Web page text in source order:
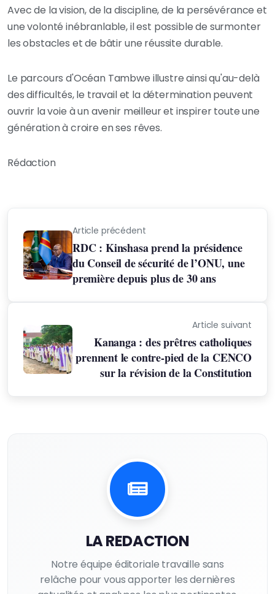
Avec de la vision, de la discipline, de la persévérance et
une volonté inébranlable, il est possible de surmonter
les obstacles et de bâtir une réussite durable.
Le parcours d'Océan Tambwe illustre ainsi qu'au-delà
des difficultés, le travail et la détermination peuvent
ouvrir la voie à un avenir meilleur et inspirer toute une
génération à croire en ses rêves.
Rédaction
Article précédent
RDC : Kinshasa prend la présidence
du Conseil de sécurité de l’ONU, une
première depuis plus de 30 ans
Article suivant
Kananga : des prêtres catholiques
prennent le contre-pied de la CENCO
sur la révision de la Constitution
LA REDACTION
Notre équipe éditoriale travaille sans
relâche pour vous apporter les dernières